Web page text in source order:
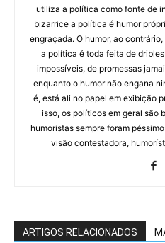
utiliza a política como fonte de
bizarrice a política é humor
engraçada. O humor, ao
a política é toda feita de
impossíveis, de promessas
enquanto o humor não engana
é, está ali no papel em exibição
isso, os políticos em geral são
humoristas sempre foram
visão contestadora,
ARTIGOS RELACIONADOS